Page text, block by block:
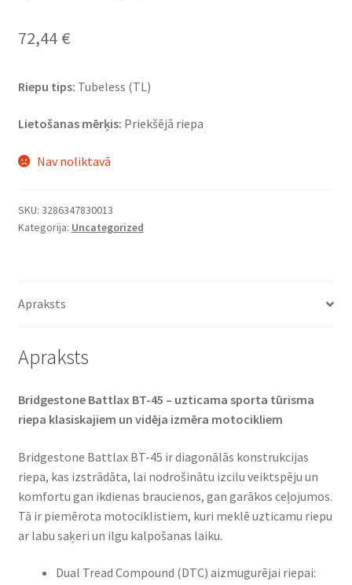
72,44 €
Riepu tips: Tubeless (TL)
Lietošanas mērķis: Priekšējā riepa
Nav noliktavā
SKU: 3286347830013
Kategorija: Uncategorized
Apraksts
Apraksts
Bridgestone Battlax BT-45 – uzticama sporta tūrisma
riepa klasiskajiem un vidēja izmēra motocikliem​
Bridgestone Battlax BT-45 ir diagonālās konstrukcijas
riepa, kas izstrādāta, lai nodrošinātu izcilu veiktspēju un
komfortu gan ikdienas braucienos, gan garākos ceļojumos.
Tā ir piemērota motociklistiem, kuri meklē uzticamu riepu
ar labu saķeri un ilgu kalpošanas laiku.​
Dual Tread Compound (DTC) aizmugurējai riepai: